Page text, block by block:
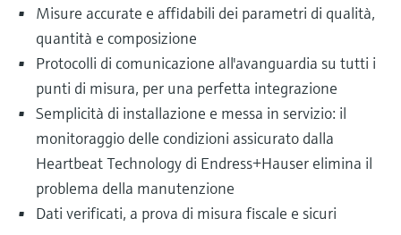
Misure accurate e affidabili dei parametri di qualità,
quantità e composizione
Protocolli di comunicazione all'avanguardia su tutti i
punti di misura, per una perfetta integrazione
Semplicità di installazione e messa in servizio: il
monitoraggio delle condizioni assicurato dalla
Heartbeat Technology di Endress+Hauser elimina il
problema della manutenzione
Dati verificati, a prova di misura fiscale e sicuri